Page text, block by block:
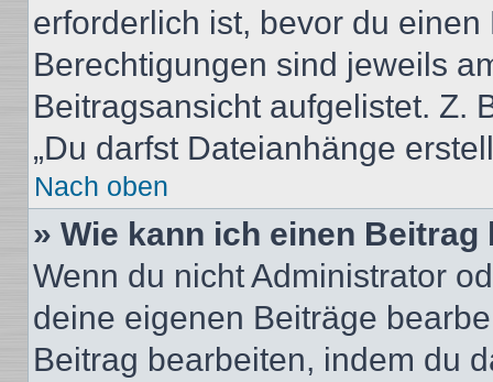
erforderlich ist, bevor du
Berechtigungen sind jeweils
Beitragsansicht aufgelistet. Z.
„Du darfst Dateianhänge
Nach oben
» Wie kann ich einen
Wenn du nicht Administrator
deine eigenen Beiträge
Beitrag bearbeiten, indem du